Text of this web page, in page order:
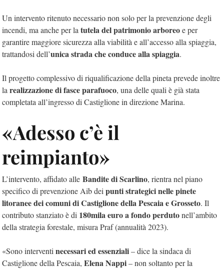
Un intervento ritenuto necessario non solo per la prevenzione degli
incendi, ma anche per la tutela del patrimonio arboreoe per
garantire maggiore sicurezza alla viabilità e all’accesso alla spiaggia,
trattandosi dell’unica strada che conduce alla spiaggia.
Il progetto complessivo di riqualificazione della pineta prevede inoltre
la realizzazione di fasce parafuoco, una delle quali è già stata
completata all’ingresso di Castiglione in direzione Marina.
«Adesso c’è il
reimpianto»
L’intervento, affidato alle Bandite di Scarlino, rientra nel piano
specifico di prevenzione Aib dei punti strategici nelle pinete
litoranee dei comuni di Castiglione della Pescaia e Grosseto. Il
contributo stanziato è di 180mila euro a fondo perdutonell’ambito
della strategia forestale, misura Praf (annualità 2023).
«Sono interventi necessari ed essenziali– dice la sindaca di
Castiglione della Pescaia, Elena Nappi– non soltanto per la